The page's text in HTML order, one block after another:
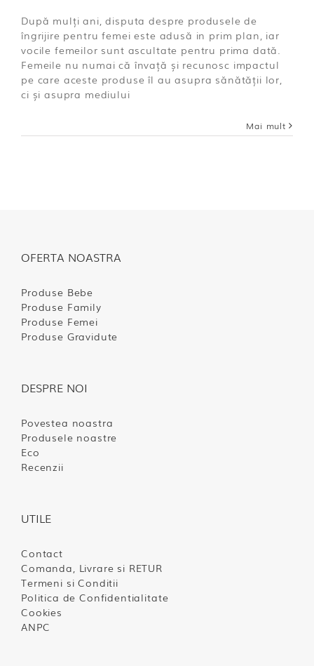
După mulți ani, disputa despre produsele de
îngrijire pentru femei este adusă in prim plan, iar
vocile femeilor sunt ascultate pentru prima dată.
Femeile nu numai că învață și recunosc impactul
pe care aceste produse îl au asupra sănătății lor,
ci și asupra mediului
Mai mult
OFERTA NOASTRA
Produse Bebe
Produse Family
Produse Femei
Produse Gravidute
DESPRE NOI
Povestea noastra
Produsele noastre
Eco
Recenzii
UTILE
Contact
Comanda, Livrare si RETUR
Termeni si Conditii
Politica de Confidentialitate
Cookies
ANPC